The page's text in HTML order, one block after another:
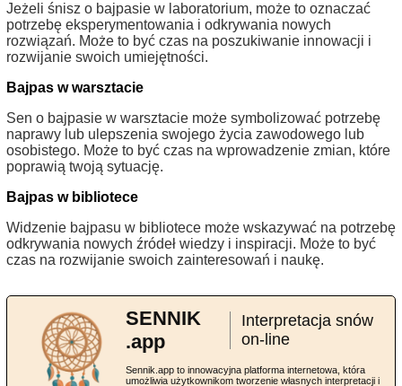
Jeżeli śnisz o bajpasie w laboratorium, może to oznaczać
potrzebę eksperymentowania i odkrywania nowych
rozwiązań. Może to być czas na poszukiwanie innowacji i
rozwijanie swoich umiejętności.
Bajpas w warsztacie
Sen o bajpasie w warsztacie może symbolizować potrzebę
naprawy lub ulepszenia swojego życia zawodowego lub
osobistego. Może to być czas na wprowadzenie zmian, które
poprawią twoją sytuację.
Bajpas w bibliotece
Widzenie bajpasu w bibliotece może wskazywać na potrzebę
odkrywania nowych źródeł wiedzy i inspiracji. Może to być
czas na rozwijanie swoich zainteresowań i naukę.
SENNIK
.app
Interpretacja snów
on-line
Sennik.app to innowacyjna platforma internetowa, która
umożliwia użytkownikom tworzenie własnych interpretacji i